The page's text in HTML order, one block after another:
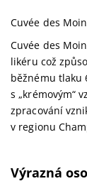
Cuvée des
Cuvée des
likéru což
běžnému tlaku
s „krémovým“
zpracování
v regionu
Výrazná